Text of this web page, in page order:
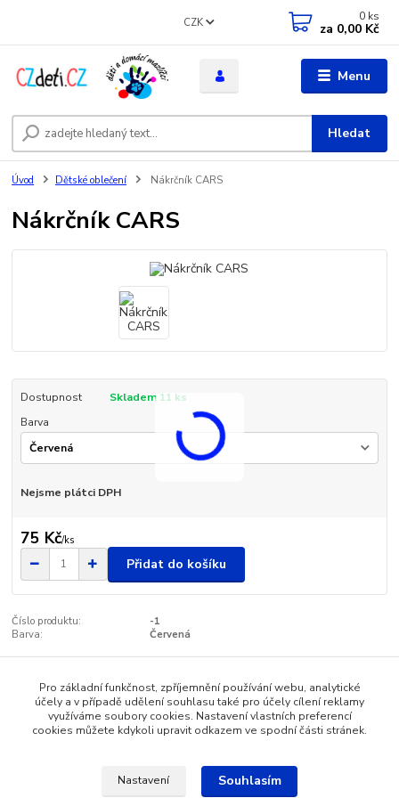
Menu
CZK
Hledat
0 ks
za 0,00 Kč
Úvod Dětské oblečení Nákrčník CARS
Nákrčník CARS
Dostupnost
Skladem 11 ks
Barva
Nejsme plátci DPH
75 Kč/ks
Přidat do košíku
Číslo produktu:
-1
Barva:
Červená
Zboží zařazeno v kategoriích
Dětské oblečení
Pro základní funkčnost, zpříjemnění používání webu, analytické
účely a v případě udělení souhlasu také pro účely cílení reklamy
využíváme soubory cookies. Nastavení vlastních preferencí
cookies můžete kdykoli upravit odkazem ve spodní části stránek.
Nastavení Souhlasím